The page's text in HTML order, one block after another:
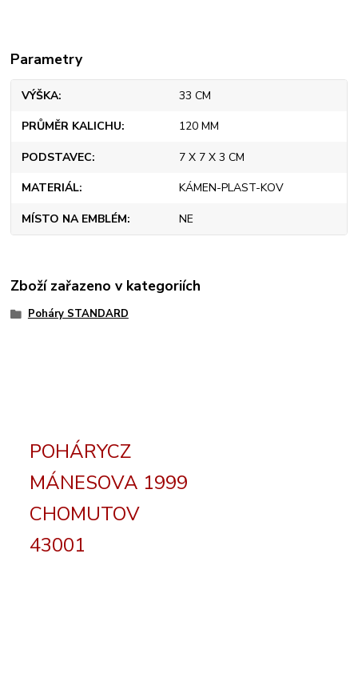
Parametry
VÝŠKA 33 CM
PRŮMĚR KALICHU 120 MM
PODSTAVEC 7 X 7 X 3 CM
MATERIÁL KÁMEN-PLAST-KOV
MÍSTO NA EMBLÉM NE
Zboží zařazeno v kategoriích
Poháry STANDARD
POHÁRYCZ
MÁNESOVA 1999
CHOMUTOV
43001